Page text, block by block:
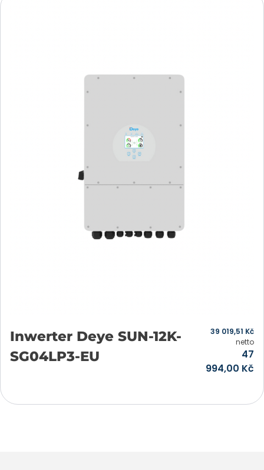
Inwerter Deye SUN-12K-
SG04LP3-EU
47
994,00 Kč
39 019,51 Kč
netto